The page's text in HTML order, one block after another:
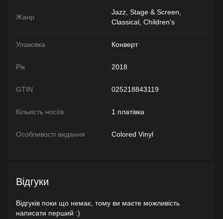
Жанр
Jazz, Stage & Screen,
Classical, Children's
Упаковка Конверт
Рік 2018
GTIN 025218843119
Кількість носіїв 1 платівка
Особливості видання Colored Vinyl
Відгуки
Відгуків поки що немає, тому ви маєте можливість
написати перший :)